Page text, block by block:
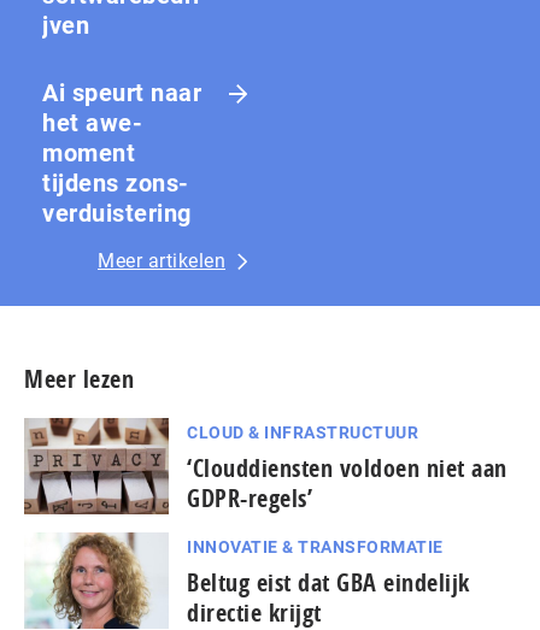
jven
Ai speurt naar
het awe-
moment
tijdens zons­
ver­duis­te­ring
Meer artikelen
Meer lezen
CLOUD & INFRASTRUCTUUR
‘Clouddiensten voldoen niet aan
GDPR-regels’
INNOVATIE & TRANSFORMATIE
Beltug eist dat GBA eindelijk
directie krijgt